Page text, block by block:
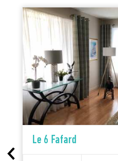
Le 6 Fafard